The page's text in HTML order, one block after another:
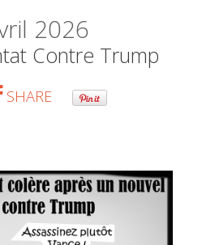
2026
Contre Trump
SHARE